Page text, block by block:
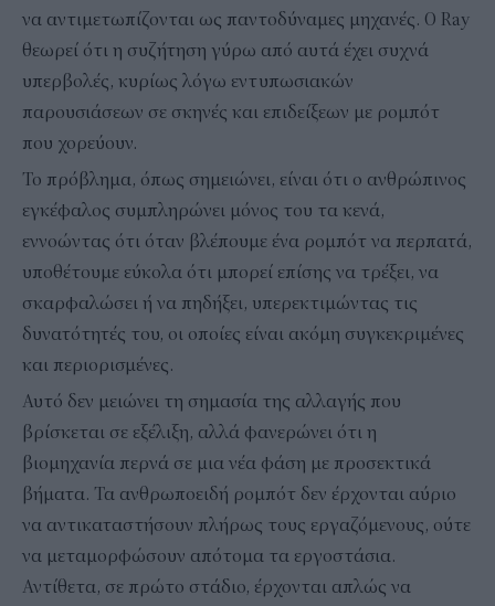
να αντιμετωπίζονται ως παντοδύναμες μηχανές. Ο Ray
θεωρεί ότι η συζήτηση γύρω από αυτά έχει συχνά
υπερβολές, κυρίως λόγω εντυπωσιακών
παρουσιάσεων σε σκηνές και επιδείξεων με ρομπότ
που χορεύουν.
Το πρόβλημα, όπως σημειώνει, είναι ότι ο ανθρώπινος
εγκέφαλος συμπληρώνει μόνος του τα κενά,
εννοώντας ότι όταν βλέπουμε ένα ρομπότ να περπατά,
υποθέτουμε εύκολα ότι μπορεί επίσης να τρέξει, να
σκαρφαλώσει ή να πηδήξει, υπερεκτιμώντας τις
δυνατότητές του, οι οποίες είναι ακόμη συγκεκριμένες
και περιορισμένες.
Αυτό δεν μειώνει τη σημασία της αλλαγής που
βρίσκεται σε εξέλιξη, αλλά φανερώνει ότι η
βιομηχανία περνά σε μια νέα φάση με προσεκτικά
βήματα. Τα ανθρωποειδή ρομπότ δεν έρχονται αύριο
να αντικαταστήσουν πλήρως τους εργαζόμενους, ούτε
να μεταμορφώσουν απότομα τα εργοστάσια.
Αντίθετα, σε πρώτο στάδιο, έρχονται απλώς να